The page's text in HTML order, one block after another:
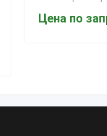
запросу